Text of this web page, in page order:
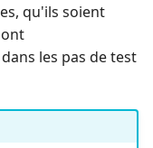
Exigences
Git
qu'ils soient
les pas de test